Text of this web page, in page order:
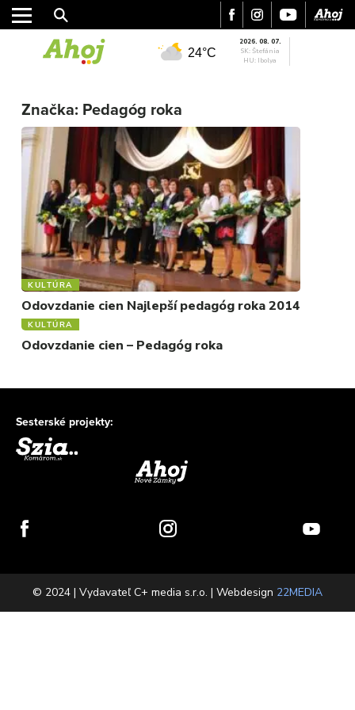
REGIÓN
ŠPORT
KULTÚRA
FOTKY
VIDEO
MIX
24°C
2026. 08. 07.
SK: Štefánia
HU: Ibolya
Značka: Pedagóg roka
KULTÚRA
Odovzdanie cien Najlepší pedagóg roka 2014
KULTÚRA
Odovzdanie cien – Pedagóg roka
Sesterské projekty:
© 2024 | Vydavateľ C+ media s.r.o. | Webdesign 22MEDIA